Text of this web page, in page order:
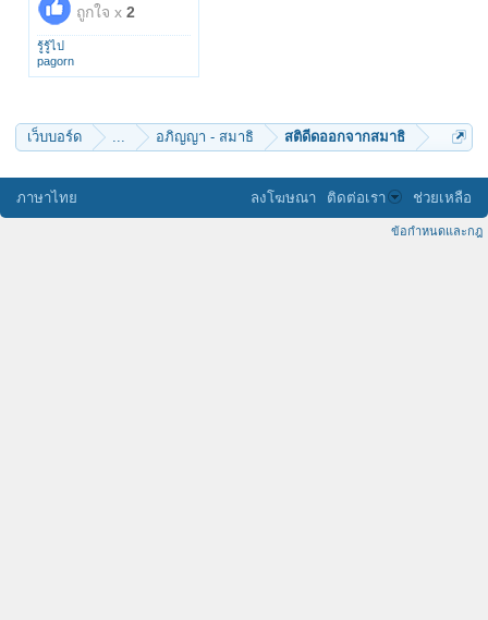
ถูกใจ x 2
รู้รู้ไป
pagorn
เว็บบอร์ด ... อภิญญา - สมาธิ สติดีดออกจากสมาธิ
ภาษาไทย ลงโฆษณา ติดต่อเรา ช่วยเหลือ
ข้อกำหนดและกฎ